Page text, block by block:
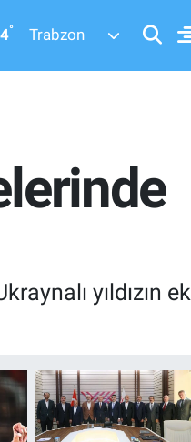
° Trabzon
yıldızın ek